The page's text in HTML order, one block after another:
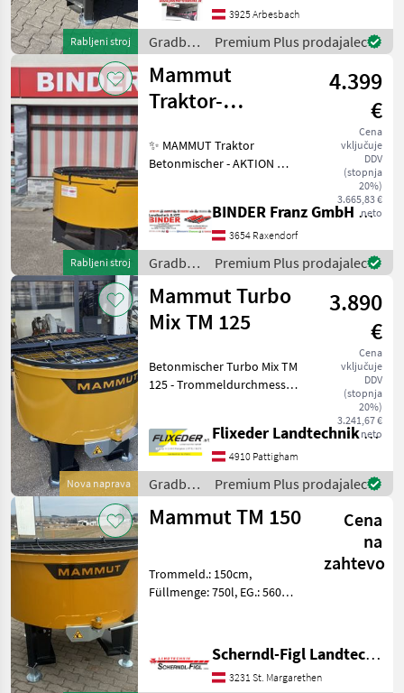
Rabljeni stroj
3925 Arbesbach
Gradbeni
stroji /
Mammut
Premium Plus prodajalec
Rabljeni stroj
Mammut
Traktor-
TM 150 lagernd
4.399
€
Cena
vključuje
DDV
(stopnja
20%)
3.665,83 €
neto
✨ MAMMUT Traktor
Betonmischer - AKTION ✔️
serienmäßiger Ausführung
✔️ Serienmäßig wird der
TURBO MIX ✔️ mittels Tra
BINDER Franz GmbH & CoKG
3654 Raxendorf
Gradbeni
stroji /
Mammut
Premium Plus prodajalec
Nova naprava
Mammut Turbo
Mix TM 125
3.890
€
Cena
vključuje
DDV
(stopnja
20%)
3.241,67 €
neto
Betonmischer Turbo Mix TM
125 - Trommeldurchmesser
Zapfwellenantrieb
einstufiges Getriebe,
Übersetzung 7, 75:1
Mischen und
Flixeder Landtechnik GmbH
4910 Pattigham
Gradbeni
stroji /
Mammut
Premium Plus prodajalec
Mammut TM 150
Cena
na
zahtevo
Trommeld.: 150cm,
Füllmenge: 750l, EG.: 560kg,
Sandabfüllung Gradbeni
stroji Mesalci za beton
Scherndl-Figl Landtechnik
3231 St. Margarethen